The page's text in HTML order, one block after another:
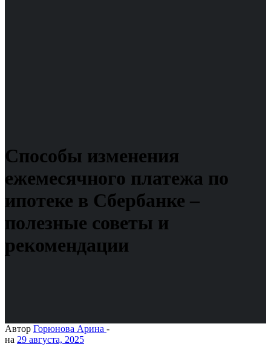
Способы изменения
ежемесячного платежа по
ипотеке в Сбербанке –
полезные советы и
рекомендации
Автор Горюнова Арина -
на 29 августа, 2025